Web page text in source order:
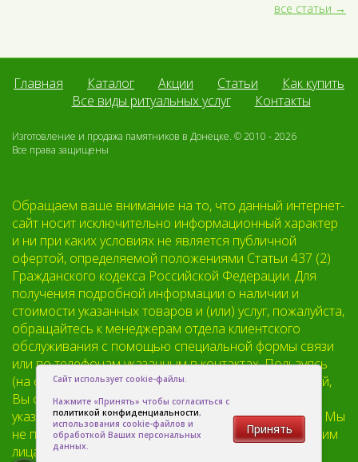
все статьи
Главная Каталог Акции Статьи
Как купить
Все виды ритуальных услуг
Контакты
Изготовление и продажа памятников в Донецке. © 2010 - 2026
Все права защищены
Обращаем ваше внимание на то, что данный интернет-
сайт носит исключительно информационный характер
и ни при каких условиях не является публичной
офертой, определяемой положениями Статьи 437 (2)
Гражданского кодекса Российской Федерации. Для
получения подробной информации о наличии и
стоимости указанных товаров и (или) услуг, пожалуйста,
обращайтесь к менеджерам отдела клиентского
обслуживания с помощью специальной формы связи
или по телефонам указанным в контактах. Пользуясь
(на сайте) формой обратной связи или регистрацией,
Вы соглашаетесь с тем что мы будем хранить
указанную Вами, Вашу персональную информацию. Мы
не предоставляем Вашу личную информацию третьим
лицам, кроме случаев предусмотренных
Сайт использует cookie-файлы.
Нажмите «Принять» чтобы согласиться с
политикой конфиденциальности,
использования cookie-файлов и
обработкой Ваших персональных
данных.
Принять